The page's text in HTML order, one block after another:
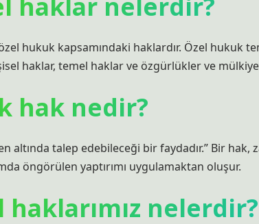
hukuk kapsamındaki haklardır. Özel hukuk
haklar, temel haklar ve özgürlükler ve
hak nedir?
altında talep edebileceği bir faydadır.” Bir hak,
öngörülen yaptırımı uygulamaktan oluşur.
nelerdir?